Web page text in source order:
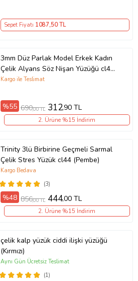
Sepet Fiyatı 1087,50 TL
3mm Düz Parlak Model Erkek Kadın
Çelik Alyans Söz Nişan Yüzüğü cl42
(Sarı)
Kargo ile Teslimat
%55 690,00 TL 312,90 TL
2. Ürüne %15 İndirim
Trinity 3lü Birbirine Geçmeli Sarmal
Çelik Stres Yüzük cl44 (Pembe)
(3)
Kargo Bedava
%48 856,00 TL 444,00 TL
2. Ürüne %15 İndirim
çelik kalp yüzük ciddi ilişki yüzüğü
(Kırmızı)
(1)
Aynı Gün Ücretsiz Teslimat